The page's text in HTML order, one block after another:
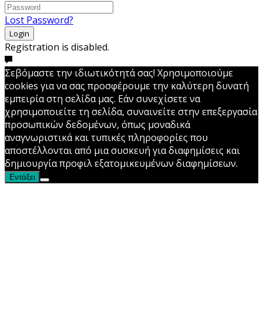
Lost Password?
Login
Registration is disabled.
Σεβόμαστε την ιδιωτικότητά σας! Χρησιμοποιούμε
cookies για να σας προσφέρουμε την καλύτερη δυνατή
εμπειρία στη σελίδα μας. Εάν συνεχίσετε να
χρησιμοποιείτε τη σελίδα, συναινείτε στην επεξεργασία
προσωπικών δεδομένων, όπως μοναδικά
αναγνωριστικά και τυπικές πληροφορίες που
αποστέλλονται από μια συσκευή για διαφημίσεις και
δημιουργία προφιλ εξατομικευμένων διαφημίσεων.
Εντάξει